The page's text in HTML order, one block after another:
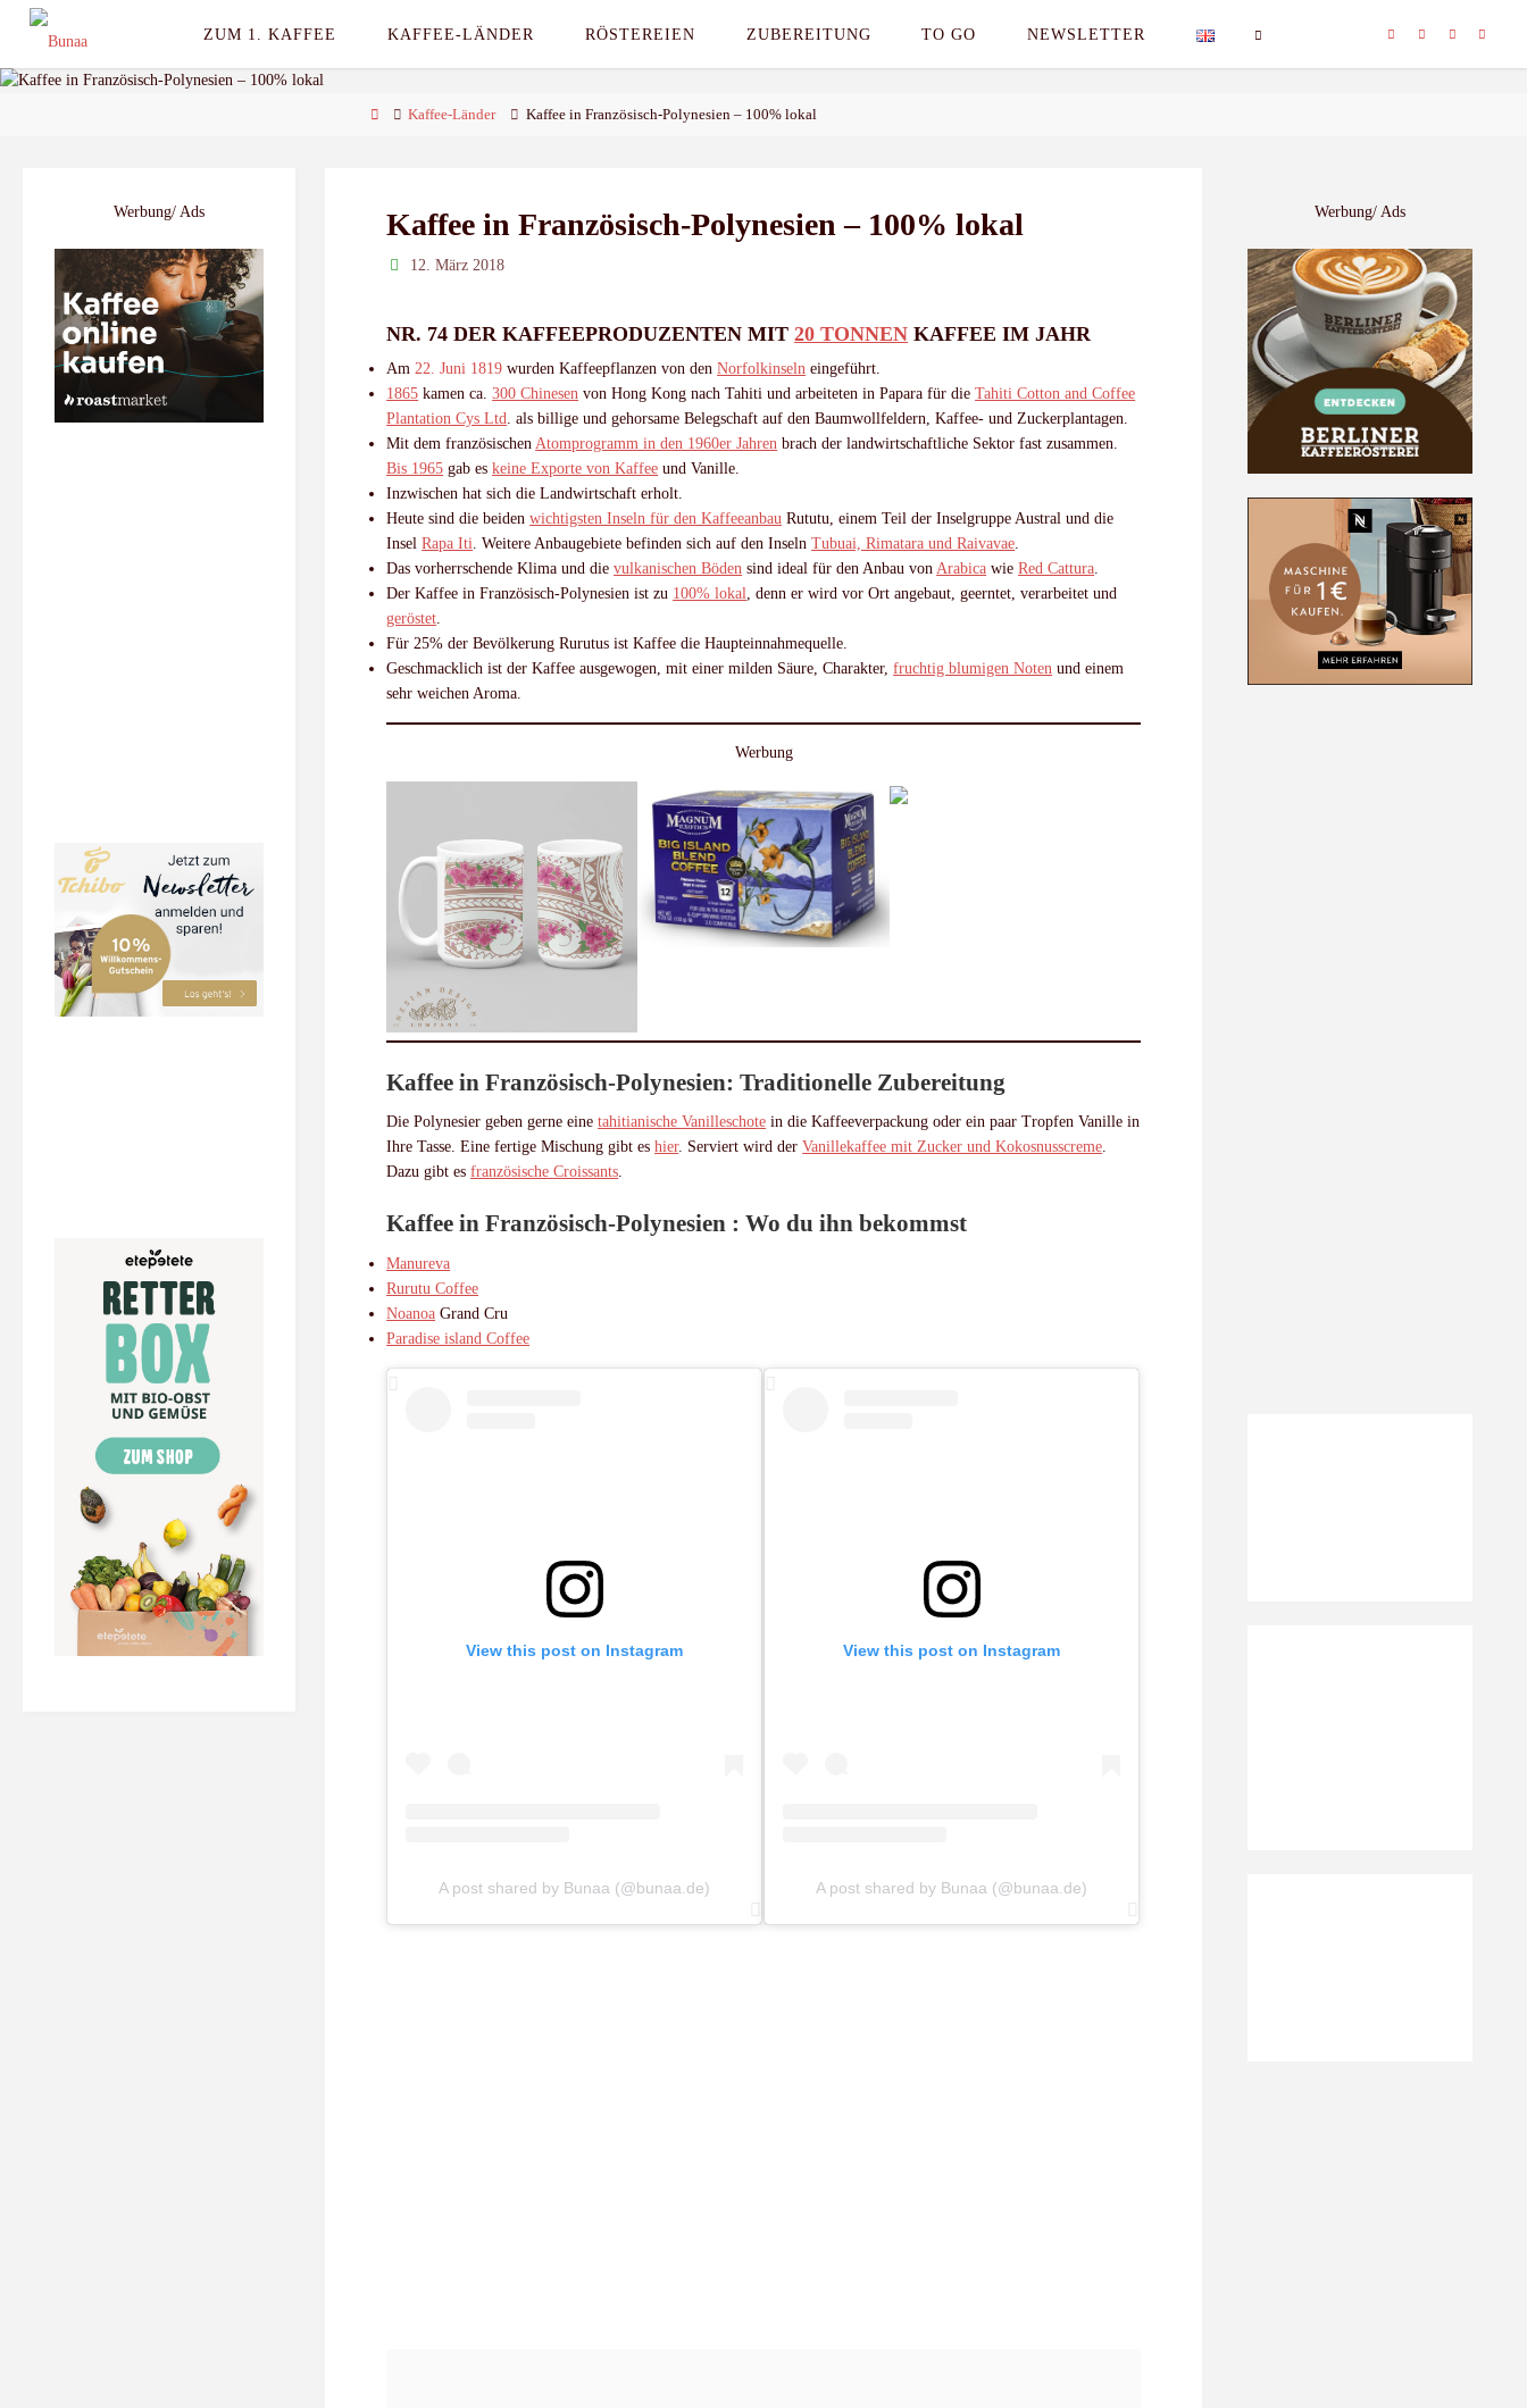
ZUM 1. KAFFEE KAFFEE-LÄNDER RÖSTEREIEN ZUBEREITUNG TO GO NEWSLETTER
HomeKaffee-Länder Kaffee in Französisch-Polynesien – 100% lokal
Kaffee in Französisch-Polynesien – 100% lokal
12. März 2018
NR. 74 DER KAFFEEPRODUZENTEN MIT20 TONNEN KAFFEE IM JAHR
Am 22. Juni 1819 wurden Kaffeepflanzen von denNorfolkinseln eingeführt.
1865 kamen ca.300Chinesen von Hong Kong nach Tahiti und arbeiteten in Papara für dieTahiti Cotton and Coffee
Plantation Cys Ltd
. als billige und gehorsame Belegschaft auf den Baumwollfeldern, Kaffee- und Zuckerplantagen.
Mit dem französischen Atomprogramm in den 1960er Jahren brach der landwirtschaftliche Sektor fast zusammen.
Bis 1965 gab eskeine Exporte von Kaffee und Vanille.
Inzwischen hat sich die Landwirtschaft erholt.
Heute sind die beidenwichtigsten Inseln für den Kaffeeanbau Rututu, einem Teil der Inselgruppe Austral und die
InselRapa Iti . Weitere Anbaugebiete befinden sich auf den InselnTubuai, Rimatara und Raivavae
Das vorherrschende Klima und dievulkanischen Böden sind ideal für den Anbau von Arabica wieRed Cattura
Der Kaffee in Französisch-Polynesien ist zu 100% lokal
, denn er wird vor Ort angebaut, geerntet, verarbeitet und
geröstet
Für 25% der Bevölkerung Rurutus ist Kaffee die Haupteinnahmequelle.
Geschmacklich ist der Kaffee ausgewogen, mit einer milden Säure, Charakter,fruchtig blumigen Noten und einem
sehr weichen Aroma.
Werbung
Kaffee in Französisch-Polynesien: Traditionelle Zubereitung
Die Polynesier geben gerne einetahitianische Vanilleschote in die Kaffeeverpackung oder ein paar Tropfen Vanille in
Ihre Tasse. Eine fertige Mischung gibt eshier. Serviert wird derVanillekaffee mit Zucker und Kokosnusscreme.
Dazu gibt esfranzösischeCroissants.
Kaffee in Französisch-Polynesien : Wo du ihn bekommst
Manureva
Rurutu Coffee
Noanoa Grand Cru
Paradise island Coffee
View this post on Instagram
A post shared by Bunaa (@bunaa.de)
View this post on Instagram
A post shared by Bunaa (@bunaa.de)
Werbung/ Ads Werbung/ Ads